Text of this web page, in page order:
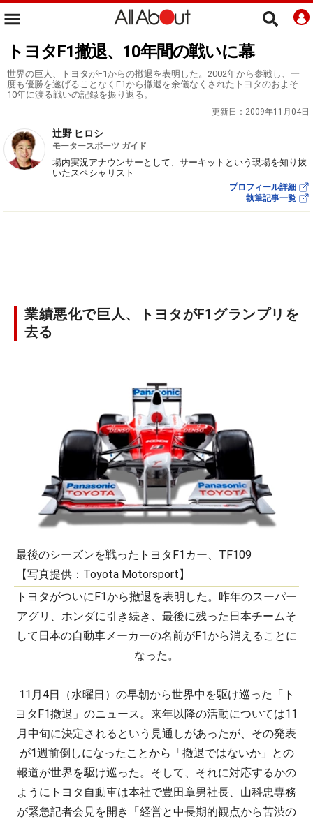
トヨタF1撤退、10年間の戦いに幕
世界の巨人、トヨタがF1からの撤退を表明した。2002年から参戦し、一
度も優勝を遂げることなくF1から撤退を余儀なくされたトヨタのおよそ
10年に渡る戦いの記録を振り返る。
更新日： 2009年11月04日
辻野 ヒロシ
モータースポーツ ガイド
場内実況アナウンサーとして、サーキットという現場を知り抜
いたスペシャリスト
プロフィール詳細
執筆記事一覧
業績悪化で巨人、トヨタがF1グランプリを
去る
最後のシーズンを戦ったトヨタF1カー、TF109
【写真提供：Toyota Motorsport】
トヨタがついにF1から撤退を表明した。昨年のスーパー
アグリ、ホンダに引き続き、最後に残った日本チームそ
して日本の自動車メーカーの名前がF1から消えることに
なった。
11月4日（水曜日）の早朝から世界中を駆け巡った「ト
ヨタF1撤退」のニュース。来年以降の活動については11
月中旬に決定されるという見通しがあったが、その発表
が1週前倒しになったことから「撤退ではないか」との
報道が世界を駆け巡った。そして、それに対応するかの
ようにトヨタ自動車は本社で豊田章男社長、山科忠専務
が緊急記者会見を開き「経営と中長期的観点から苦渋の